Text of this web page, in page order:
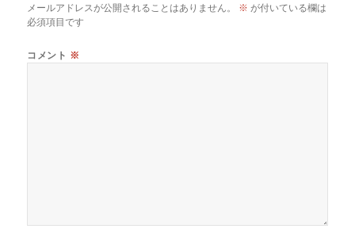
メールアドレスが公開されることはありません。 ※ が付いている欄は
必須項目です
コメント ※